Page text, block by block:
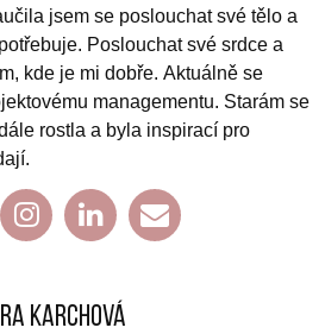
jsem se poslouchat své tělo a
Poslouchat své srdce a
kde je mi dobře. Aktuálně se
managementu. Starám se
rostla a byla inspirací pro
Karchová